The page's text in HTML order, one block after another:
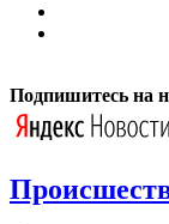
Подпишитесь на